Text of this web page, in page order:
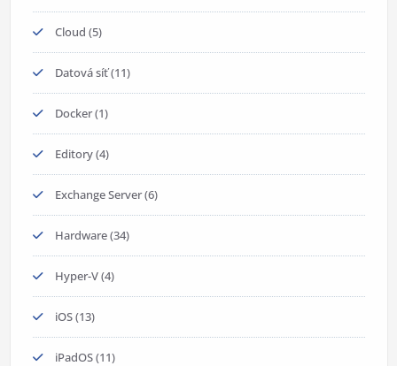
Cloud (5)
Datová síť(11)
Docker(1)
Editory(4)
Exchange Server(6)
Hardware(34)
Hyper-V(4)
iOS(13)
iPadOS(11)